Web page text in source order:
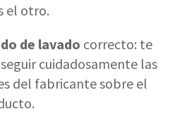
el otro.
de lavado correcto: te
cuidadosamente las
del fabricante sobre el